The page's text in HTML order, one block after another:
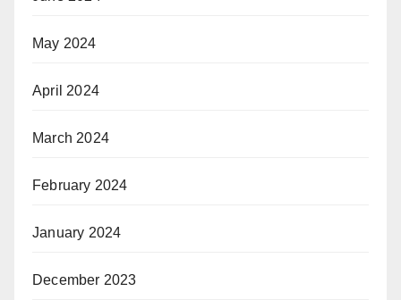
May 2024
April 2024
March 2024
February 2024
January 2024
December 2023